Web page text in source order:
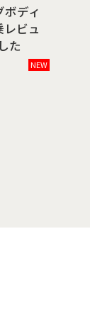
ボディ
ビュ
た
NEW